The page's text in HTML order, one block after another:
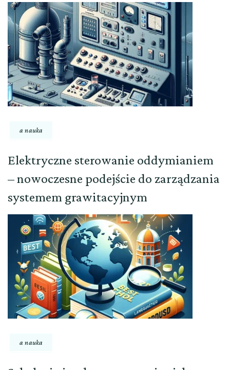
a nauka
Elektryczne sterowanie oddymianiem
– nowoczesne podejście do zarządzania
systemem grawitacyjnym
a nauka